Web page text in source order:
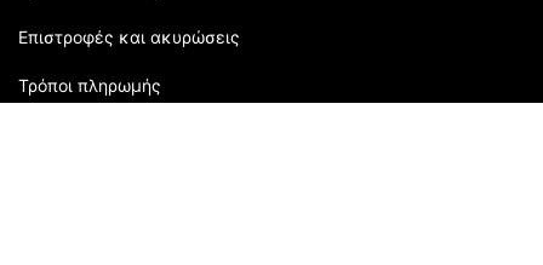
Επιστροφές και ακυρώσεις
Τρόποι πληρωμής